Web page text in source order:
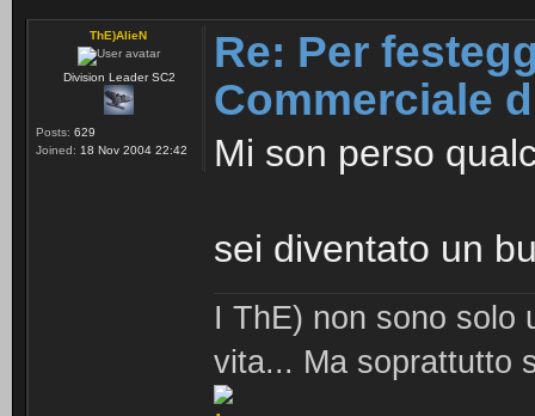
ThE)AlieN
Division Leader SC2
Posts: 629
Joined: 18 Nov 2004 22:42
Re: Per
Commerciale
Mi son perso
sei diventato un
I ThE) non sono solo
vita... Ma soprattutto